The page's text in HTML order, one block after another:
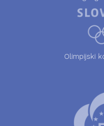
Olimpijski